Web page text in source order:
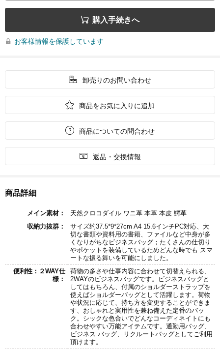
 購入手続きへ
 お客様情報を保護しています
 卸売りのお問い合わせ
 商品をお気に入りに追加
 商品についての問合わせ
 返品・交換情報
商品詳細
メイン素材：
天然クロコダイル ワニ革 本革 本皮 鰐革
収納力抜群：
サイズ约37.5*9*27cm A4 15.6インチPC対応、大
切な書類や資料用の書籍、ファイルなど中身が多
くなりがちなビジネスバッグ；たくさんの仕切り
やポケットを装備しているためどんな時でも スマ
ートな振る舞いを可能にしました。
便利性：２WAY仕
様：
荷物の多さや仕事内容に合わせて切替えられる、
2WAYのビジネスバッグです。ビジネスバッグと
してはもちろん、付属のショルダーストラップを
使えばショルダーバッグとして活躍します。荷物
や状況に応じて、持ち方を変更することができま
す、おしゃれと実用性を兼ね備えた定番のバッ
ク。シックな色合いでどんなコーディネイトにも
合わせやすい万能アイテムです。通勤用バッグ、
ビジネス バッグ、リクルートバッグとしてご利用
頂けます。